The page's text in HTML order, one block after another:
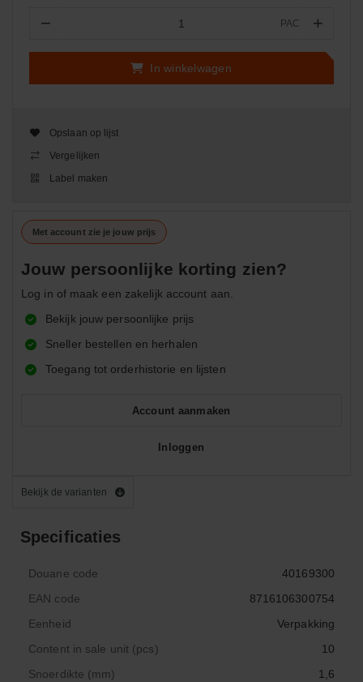
Bekijk de varianten
Specificaties
Douane code
40169300
EAN code
8716106300754
Eenheid
Verpakking
Content in sale unit (pcs)
10
Snoerdikte (mm)
1,6
− PAC +
In winkelwagen
Opslaan op lijst
Vergelijken
Label maken
Met account zie je jouw prijs
Jouw persoonlijke korting zien?
Log in of maak een zakelijk account aan.
Bekijk jouw persoonlijke prijs
Sneller bestellen en herhalen
Toegang tot orderhistorie en lijsten
Account aanmaken
Inloggen